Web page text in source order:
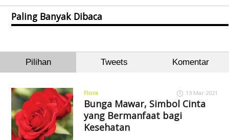
Paling Banyak Dibaca
Pilihan Tweets Komentar
Flora 13 Mar 2021
Bunga Mawar, Simbol Cinta
yang Bermanfaat bagi
Kesehatan